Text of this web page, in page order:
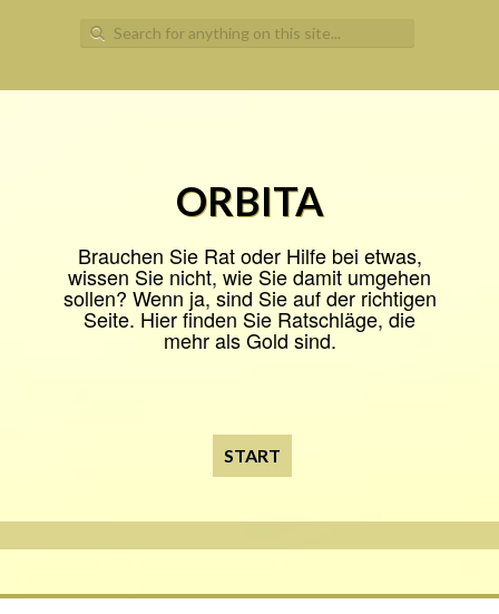
Search
for:
ORBITA
Brauchen Sie Rat oder Hilfe bei etwas,
wissen Sie nicht, wie Sie damit umgehen
sollen? Wenn ja, sind Sie auf der richtigen
Seite. Hier finden Sie Ratschläge, die
mehr als Gold sind.
START